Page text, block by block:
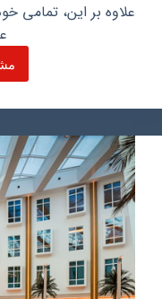
علاوه بر این، تمامی